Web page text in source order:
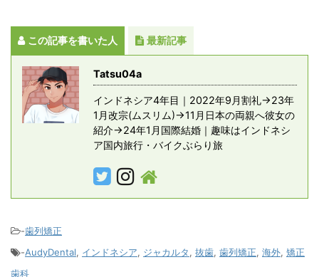
この記事を書いた人 最新記事
Tatsu04a
インドネシア4年目｜2022年9月割礼→23年
1月改宗(ムスリム)→11月日本の両親へ彼女の
紹介→24年1月国際結婚｜趣味はインドネシ
ア国内旅行・バイクぶらり旅
-歯列矯正
-AudyDental, インドネシア, ジャカルタ, 抜歯, 歯列矯正, 海外, 矯正
歯科